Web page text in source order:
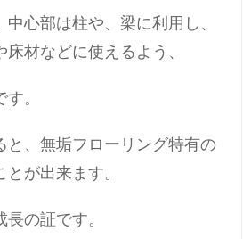
心部は柱や、梁に利用し、
材などに使えるよう、
。
と、無垢フローリング特有の
とが出来ます。
の証です。